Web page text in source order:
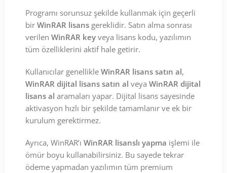
Programı sorunsuz şekilde kullanmak için geçerli
bir WinRAR lisans gereklidir. Satın alma sonrası
verilen WinRAR key veya lisans kodu, yazılımın
tüm özelliklerini aktif hale getirir.
Kullanıcılar genellikle WinRAR lisans satın al,
WinRAR dijital lisans satın al veya WinRAR dijital
lisans al aramaları yapar. Dijital lisans sayesinde
aktivasyon hızlı bir şekilde tamamlanır ve ek bir
kurulum gerektirmez.
Ayrıca, WinRAR’ı WinRAR lisanslı yapma işlemi ile
ömür boyu kullanabilirsiniz. Bu sayede tekrar
ödeme yapmadan yazılımın tüm premium